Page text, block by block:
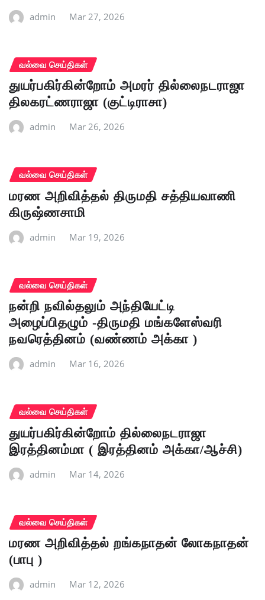
admin Mar 27, 2026
வல்வை செய்திகள்
துயர்பகிர்கின்றோம் அமரர் தில்லைநடராஜா
திலகரட்ணராஜா (குட்டிராசா)
admin Mar 26, 2026
வல்வை செய்திகள்
மரண அறிவித்தல் திருமதி சத்தியவாணி
கிருஷ்ணசாமி
admin Mar 19, 2026
வல்வை செய்திகள்
நன்றி நவில்தலும் அந்தியேட்டி
அழைப்பிதழும் -திருமதி மங்களேஸ்வரி
நவரெத்தினம் (வண்ணம் அக்கா )
admin Mar 16, 2026
வல்வை செய்திகள்
துயர்பகிர்கின்றோம் தில்லைநடராஜா
இரத்தினம்மா ( இரத்தினம் அக்கா/ஆச்சி)
admin Mar 14, 2026
வல்வை செய்திகள்
மரண அறிவித்தல் றங்கநாதன் லோகநாதன்
(பாபு )
admin Mar 12, 2026